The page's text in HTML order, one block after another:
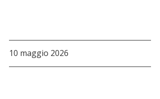
10 maggio 2026